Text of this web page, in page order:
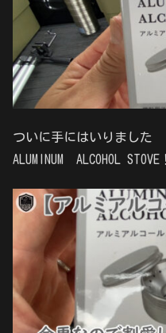
ついに手にはいりました
ALUMINUM ALCOHOL STOVE